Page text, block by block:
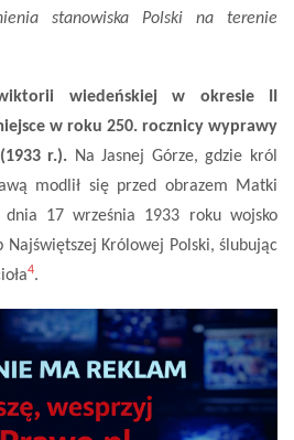
stanowiska Polski na terenie
wiedeńskiej w okresie II
w roku 250. rocznicy wyprawy
r.). Na Jasnej Górze, gdzie król
modlił się przed obrazem Matki
dnia 17 września 1933 roku wojsko
Najświętszej Królowej Polski, ślubując
4.